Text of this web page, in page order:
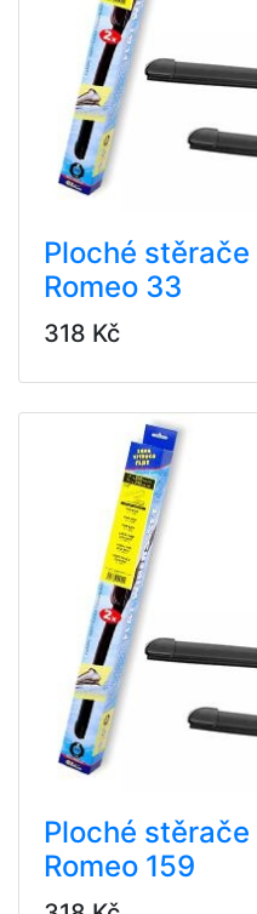
Ploché
Romeo 33
318 Kč
Ploché
Romeo 159